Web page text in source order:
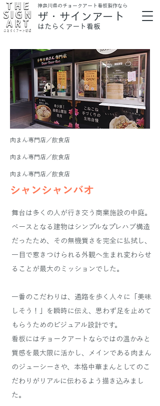
​神奈川県のチョークアート看板製作なら
ザ・サインアート
はたらくアート看板
肉まん専門店／飲食店
肉まん専門店／飲食店
肉まん専門店／飲食店
シャンシャンバオ
舞台は多くの人が行き交う商業施設の中庭。
ベースとなる建物はシンプルなプレハブ構造
だったため、その無機質さを完全に払拭し、
一目で惹きつけられる外観へ生まれ変わらせ
ることが最大のミッションでした。
一番のこだわりは、通路を歩く人々に「美味
しそう！」を瞬時に伝え、思わず足を止めて
もらうためのビジュアル設計です。
看板にはチョークアートならではの温かみと
質感を最大限に活かし、メインである肉まん
のジューシーさや、本格中華まんとしてのこ
だわりがリアルに伝わるよう描き込みまし
た。